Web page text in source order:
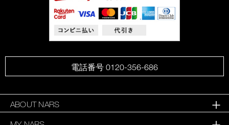
電話番号 0120-356-686
ABOUT NARS